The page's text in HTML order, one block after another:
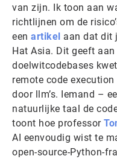
van zijn. Ik toon aan
richtlijnen om de
een artikel aan dat dit
Hat Asia. Dit geeft
doelwitcodebases
remote code
door llm’s. Iemand –
natuurlijke taal de
toont hoe professor
AI eenvoudig wist te
open-source-Python-